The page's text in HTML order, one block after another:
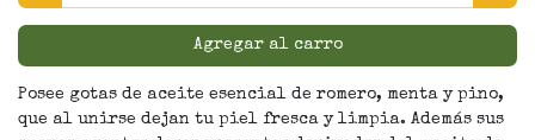
Agregar al carro
Posee gotas de aceite esencial de romero, menta y pino,
que al unirse dejan tu piel fresca y limpia. Además sus